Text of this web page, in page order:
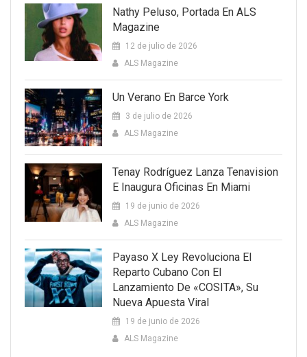
Nathy Peluso, Portada En ALS
Magazine
12 de julio de 2026
ALS Magazine
Un Verano En Barce York
3 de julio de 2026
ALS Magazine
Tenay Rodríguez Lanza Tenavision
E Inaugura Oficinas En Miami
19 de junio de 2026
ALS Magazine
Payaso X Ley Revoluciona El
Reparto Cubano Con El
Lanzamiento De «COSITA», Su
Nueva Apuesta Viral
19 de junio de 2026
ALS Magazine